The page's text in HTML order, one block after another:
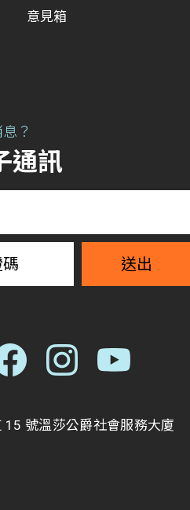
意見箱
？
通訊
送出
15 號溫莎公爵社會服務大廈